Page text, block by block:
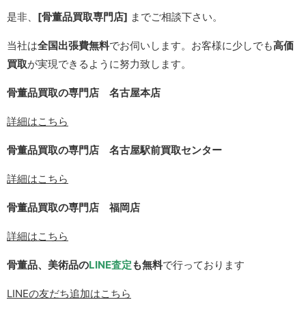
是非、 [骨董品買取専門店] までご相談下さい。
当社は全国出張費無料でお伺いします。お客様に少しでも高価
買取が実現できるように努力致します。
骨董品買取の専門店 名古屋本店
詳細はこちら
骨董品買取の専門店 名古屋駅前買取センター
詳細はこちら
骨董品買取の専門店 福岡店
詳細はこちら
骨董品、美術品のLINE査定も無料で行っております
LINEの友だち追加はこちら